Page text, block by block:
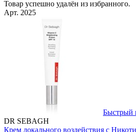
Товар успешно удалён из избранного.
Арт. 2025
Быстрый
DR SEBAGH
Крем локального воздействия с